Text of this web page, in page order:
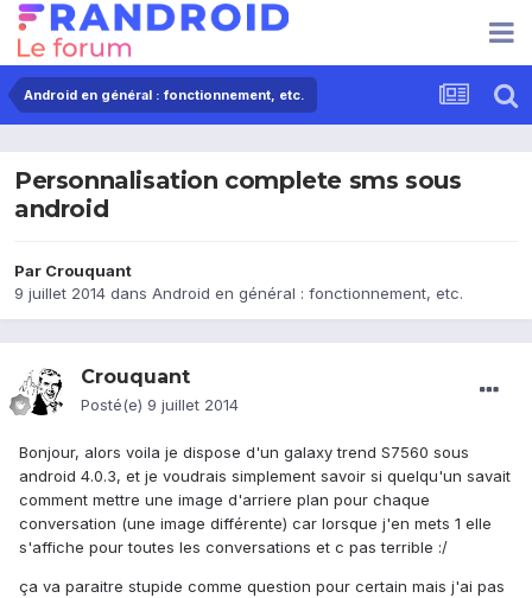
Android en général : fonctionnement, etc.
Personnalisation complete sms sous
android
Par Crouquant
9 juillet 2014 dans Android en général : fonctionnement, etc.
Crouquant
Posté(e) 9 juillet 2014
Bonjour, alors voila je dispose d'un galaxy trend S7560 sous
android 4.0.3, et je voudrais simplement savoir si quelqu'un savait
comment mettre une image d'arriere plan pour chaque
conversation (une image différente) car lorsque j'en mets 1 elle
s'affiche pour toutes les conversations et c pas terrible :/
ça va paraitre stupide comme question pour certain mais j'ai pas